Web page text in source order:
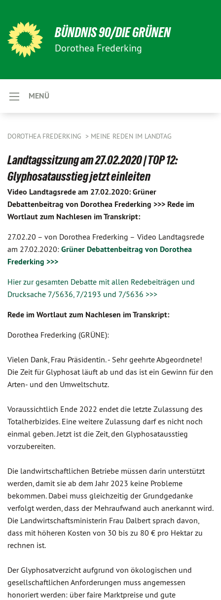
BÜNDNIS 90/DIE GRÜNEN
Dorothea Frederking
MENÜ
DOROTHEA FREDERKING MEINE REDEN IM LANDTAG
Landtagssitzung am 27.02.2020 | TOP 12:
Glyphosatausstieg jetzt einleiten
Video Landtagsrede am 27.02.2020: Grüner
Debattenbeitrag von Dorothea Frederking >>> Rede im
Wortlaut zum Nachlesen im Transkript:
27.02.20 – von Dorothea Frederking – Video Landtagsrede
am 27.02.2020: Grüner Debattenbeitrag von Dorothea
Frederking >>>
Hier zur gesamten Debatte mit allen Redebeiträgen und
Drucksache 7/5636, 7/2193 und 7/5636 >>>
Rede im Wortlaut zum Nachlesen im Transkript:
Dorothea Frederking (GRÜNE):
Vielen Dank, Frau Präsidentin. - Sehr geehrte Abgeordnete!
Die Zeit für Glyphosat läuft ab und das ist ein Gewinn für den
Arten- und den Umweltschutz.
Voraussichtlich Ende 2022 endet die letzte Zulassung des
Totalherbizides. Eine weitere Zulassung darf es nicht noch
einmal geben. Jetzt ist die Zeit, den Glyphosatausstieg
vorzubereiten.
Die landwirtschaftlichen Betriebe müssen darin unterstützt
werden, damit sie ab dem Jahr 2023 keine Probleme
bekommen. Dabei muss gleichzeitig der Grundgedanke
verfolgt werden, dass der Mehraufwand auch anerkannt wird.
Die Landwirtschaftsministerin Frau Dalbert sprach davon,
dass mit höheren Kosten von 30 bis zu 80 € pro Hektar zu
rechnen ist.
Der Glyphosatverzicht aufgrund von ökologischen und
gesellschaftlichen Anforderungen muss angemessen
honoriert werden: über faire Marktpreise und gute